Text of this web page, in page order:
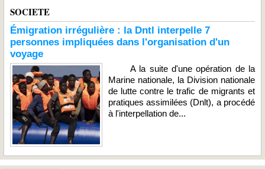
SOCIETE
Émigration irrégulière : la Dntl interpelle 7
personnes impliquées dans l'organisation d'un
voyage
A la suite d'une opération de la
Marine nationale, la Division nationale
de lutte contre le trafic de migrants et
pratiques assimilées (Dnlt), a procédé
à l'interpellation de...